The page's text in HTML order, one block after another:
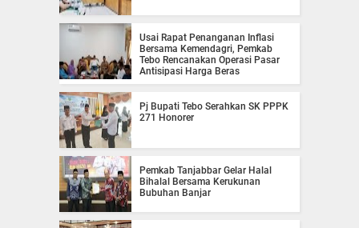
Usai Rapat Penanganan Inflasi
Bersama Kemendagri, Pemkab
Tebo Rencanakan Operasi Pasar
Antisipasi Harga Beras
Pj Bupati Tebo Serahkan SK PPPK
271 Honorer
Pemkab Tanjabbar Gelar Halal
Bihalal Bersama Kerukunan
Bubuhan Banjar